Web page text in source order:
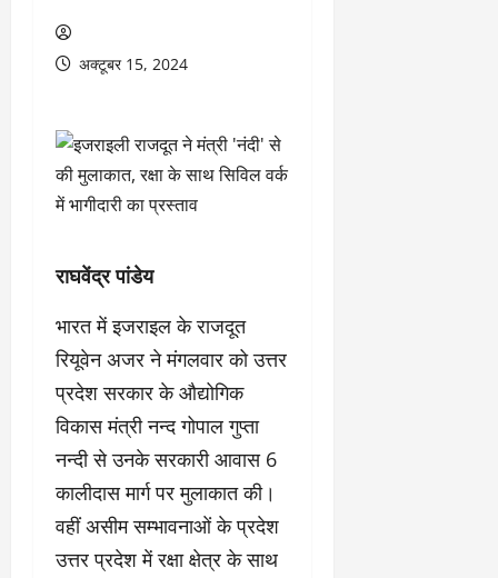
अक्टूबर 15, 2024
राघवेंद्र पांडेय
भारत में इजराइल के राजदूत
रियूवेन अजर ने मंगलवार को उत्तर
प्रदेश सरकार के औद्योगिक
विकास मंत्री नन्द गोपाल गुप्ता
नन्दी से उनके सरकारी आवास 6
कालीदास मार्ग पर मुलाकात की।
वहीं असीम सम्भावनाओं के प्रदेश
उत्तर प्रदेश में रक्षा क्षेत्र के साथ